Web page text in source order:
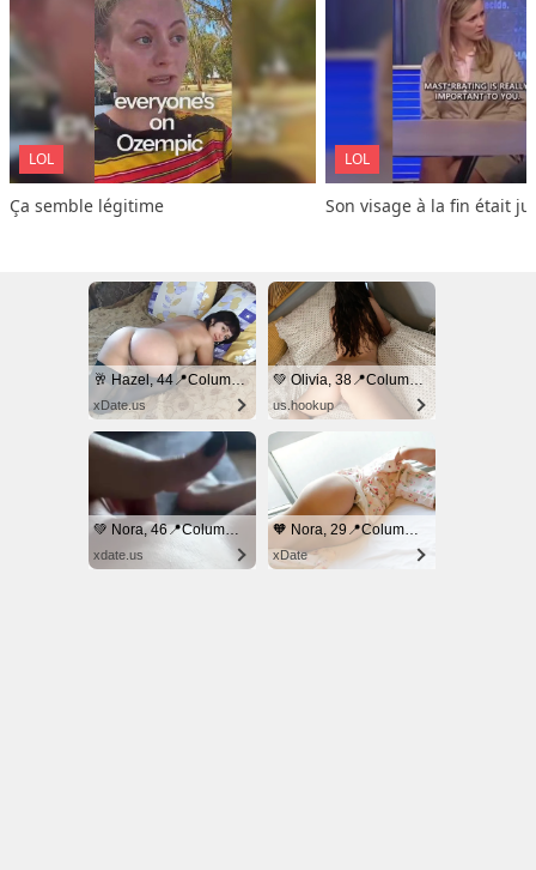
LOL
Ça semble légitime
LOL
Son visage à la fin était